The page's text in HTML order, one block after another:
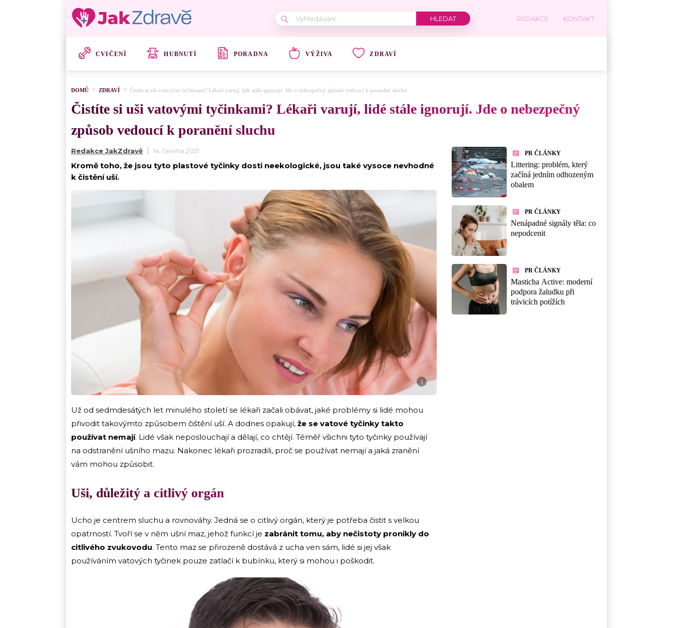
REDAKCE KONTAKT
CVIČENÍ HUBNUTÍ PORADNA VÝŽIVA ZDRAVÍ
DOMŮ ZDRAVÍ Čistíte si uši vatovými tyčinkami? Lékaři varují, lidé stále ignorují. Jde o nebezpečný způsob vedoucí k poranění sluchu
Čistíte si uši vatovými tyčinkami? Lékaři varují, lidé stále ignorují. Jde o nebezpečný
způsob vedoucí k poranění sluchu
Redakce JakZdravě 14. června 2021
Kromě toho, že jsou tyto plastové tyčinky dosti neekologické, jsou také vysoce nevhodné
k čistění uší.
i
Už od sedmdesátých let minulého století se lékaři začali obávat, jaké problémy si lidé mohou
přivodit takovýmto způsobem čištění uší. A dodnes opakují, že se vatové tyčinky takto
používat nemají. Lidé však neposlouchají a dělají, co chtějí. Téměř všichni tyto tyčinky používají
na odstranění ušního mazu. Nakonec lékaři prozradili, proč se používat nemají a jaká zranění
vám mohou způsobit.
Uši, důležitý a citlivý orgán
Ucho je centrem sluchu a rovnováhy. Jedná se o citlivý orgán, který je potřeba čistit s velkou
opatrností. Tvoří se v něm ušní maz, jehož funkcí je zabránit tomu, aby nečistoty pronikly do
citlivého zvukovodu. Tento maz se přirozeně dostává z ucha ven sám, lidé si jej však
používáním vatových tyčinek pouze zatlačí k bubínku, který si mohou i poškodit.
PR ČLÁNKY
Littering: problém, který
začíná jedním odhozeným
obalem
PR ČLÁNKY
Nenápadné signály těla: co
nepodcenit
PR ČLÁNKY
Masticha Active: moderní
podpora žaludku při
trávicích potížích